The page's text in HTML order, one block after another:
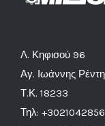
Λ. Κηφισού 96
Αγ. Ιωάννης
Τ.Κ. 18233
Τηλ: